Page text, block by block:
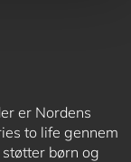
er Nordens
to life gennem
børn og